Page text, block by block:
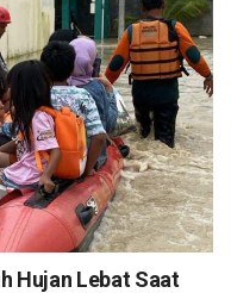
Hujan Lebat Saat